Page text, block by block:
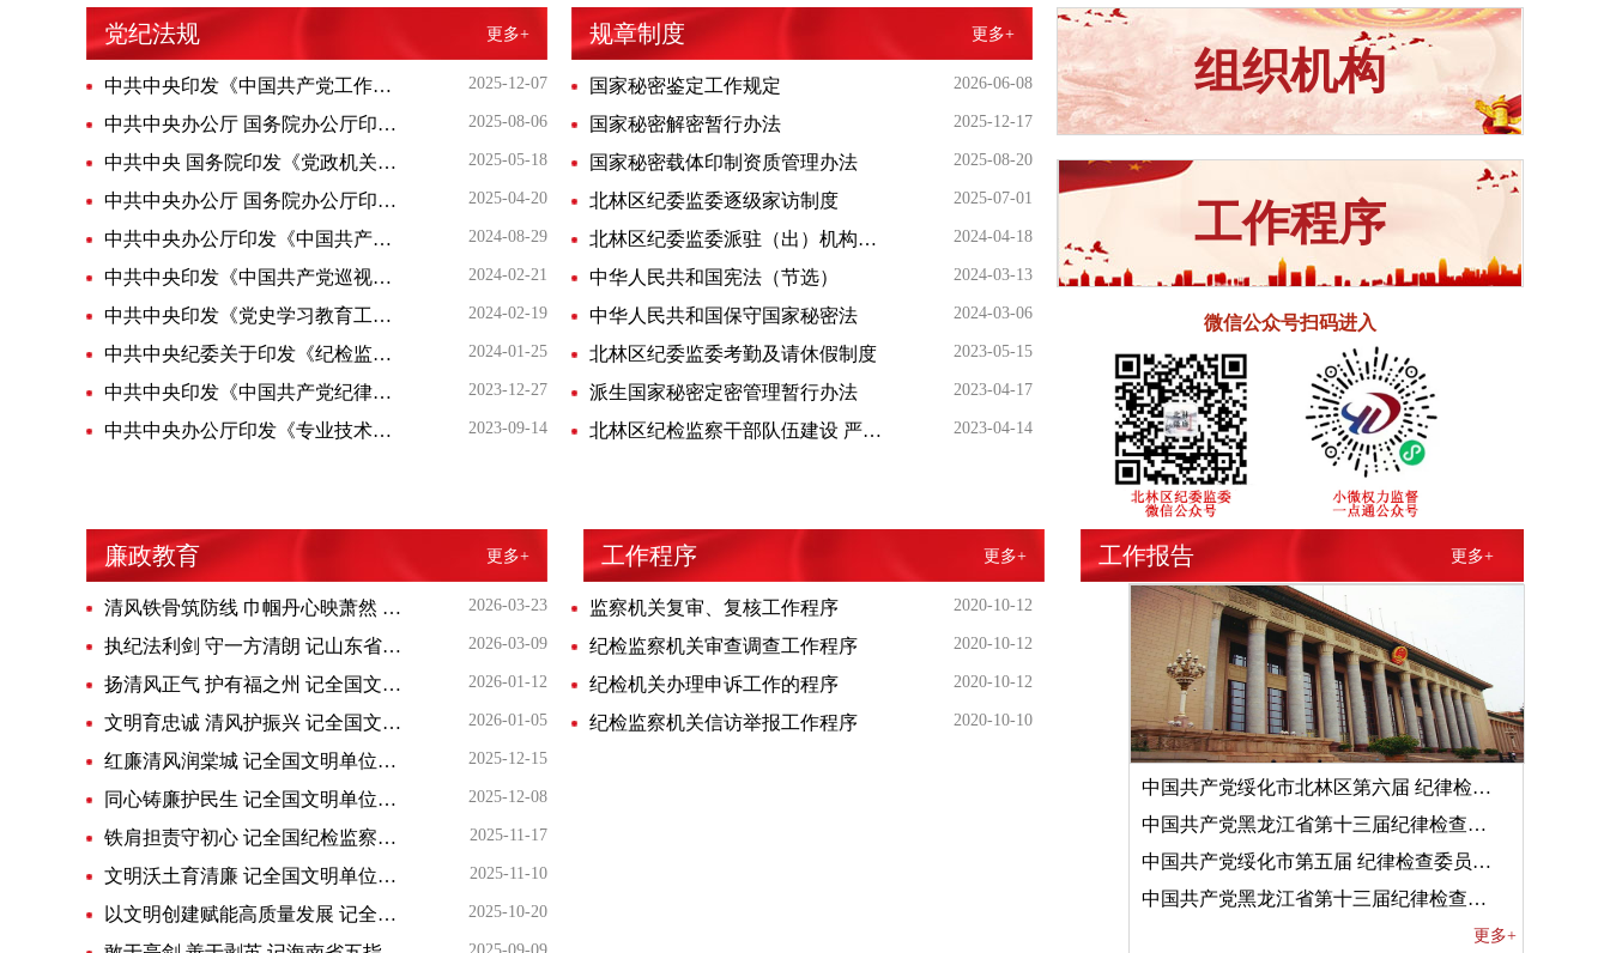
党纪法规 更多+
中共中央印发《中国共产党工作机关条例》 2025-12-07
中共中央办公厅 国务院办公厅印发 《整治形式主义为基层减负若干规定》 2025-08-06
中共中央 国务院印发《党政机关厉行节约反对浪费条例》 2025-05-18
中共中央办公厅 国务院办公厅印发《农村基层干部廉洁履行职责规定》 2025-04-20
中共中央办公厅印发《中国共产党不合格党员组织处置办法》 2024-08-29
中共中央印发《中国共产党巡视工作条例》 2024-02-21
中共中央印发《党史学习教育工作条例》 2024-02-19
中共中央纪委关于印发《纪检监察规范性文件备案审查规定》的通知 2024-01-25
中共中央印发《中国共产党纪律处分条例》 2023-12-27
中共中央办公厅印发《专业技术类公务员管理规定》和《行政执法类公务员管理规定》 2023-09-14
规章制度 更多+
国家秘密鉴定工作规定 2026-06-08
国家秘密解密暂行办法 2025-12-17
国家秘密载体印制资质管理办法 2025-08-20
​北林区纪委监委逐级家访制度 2025-07-01
北林区纪委监委派驻（出）机构党员干部个人有关事项请示报告制度 2024-04-18
中华人民共和国宪法（节选） 2024-03-13
中华人民共和国保守国家秘密法 2024-03-06
北林区纪委监委考勤及请休假制度 2023-05-15
派生国家秘密定密管理暂行办法 2023-04-17
北林区纪检监察干部队伍建设 严守“七律”净化“三圈”管理规定 2023-04-14
组织机构
工作程序
微信公众号扫码进入
廉政教育 更多+ 工作程序 更多+ 工作报告 更多+
清风铁骨筑防线 巾帼丹心映萧然 记全国三八红旗集体、浙江省杭州市萧山区法纪教育中心 2026-03-23
执纪法利剑 守一方清朗 记山东省“铁纪护航”先进个人，临沂市河东区纪委副书记、监委副主任张富磊 2026-03-09
扬清风正气 护有福之州 记全国文明单位、福建省福州市纪委监委 2026-01-12
文明育忠诚 清风护振兴 记全国文明单位、辽宁省纪委监委机关 2026-01-05
红廉清风润棠城 记全国文明单位、重庆市永川区纪委监委 2025-12-15
同心铸廉护民生 记全国文明单位、安徽省祁门县纪委监委 2025-12-08
铁肩担责守初心 记全国纪检监察系统先进工作者，江苏省镇江市纪委副书记、监委副主任陈功 2025-11-17
文明沃土育清廉 记全国文明单位、福建省龙岩市纪委监委 2025-11-10
以文明创建赋能高质量发展 记全国文明单位、青海省纪委监委机关 2025-10-20
监察机关复审、复核工作程序 2020-10-12
纪检监察机关审查调查工作程序 2020-10-12
纪检机关办理申诉工作的程序 2020-10-12
纪检监察机关信访举报工作程序 2020-10-10
中国共产党绥化市北林区第六届 纪律检查委员会第六次全体会议决议
中国共产党黑龙江省第十三届纪律检查委员会第五次全体会议决议
中国共产党绥化市第五届 纪律检查委员会第六次全体会议决议
中国共产党黑龙江省第十三届纪律检查委员会第四次全体会议决议
更多+